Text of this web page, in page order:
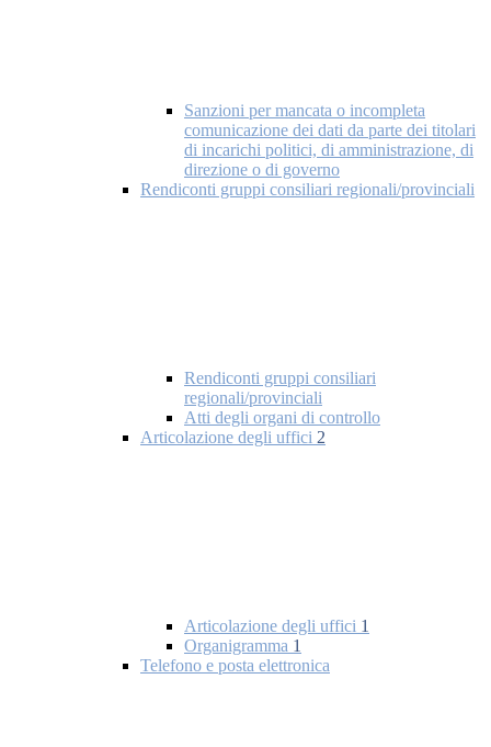
Sanzioni per mancata o incompleta
comunicazione dei dati da parte dei titolari
di incarichi politici, di amministrazione, di
direzione o di governo
Rendiconti gruppi consiliari regionali/provinciali
Rendiconti gruppi consiliari
regionali/provinciali
Atti degli organi di controllo
Articolazione degli uffici 2
Articolazione degli uffici 1
Organigramma 1
Telefono e posta elettronica